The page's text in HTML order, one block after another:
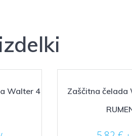
Walter 4
Zaščitna čelada